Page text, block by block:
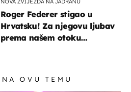
Roger Federer stigao u
Hrvatsku! Za njegovu ljubav
prema našem otoku
NA OVU TEMU